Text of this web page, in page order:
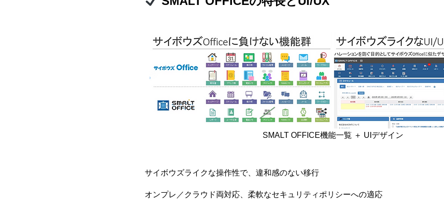
SMALT OFFICE機能一覧 ＋ UIデザイン
サイボウズライクな操作性で、違和感のない移行
オンプレ／クラウド両対応、柔軟なセキュリティポリシーへの適応